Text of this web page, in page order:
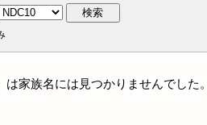
検索
は家族名には見つかりませんでした。